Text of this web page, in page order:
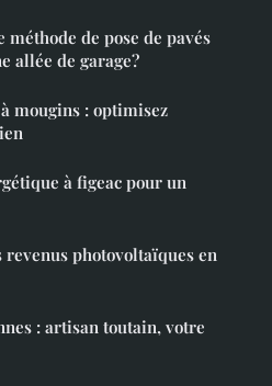
de pose de pavés
allée de garage?
mougins : optimisez
à figeac pour un
photovoltaïques en
: artisan toutain, votre